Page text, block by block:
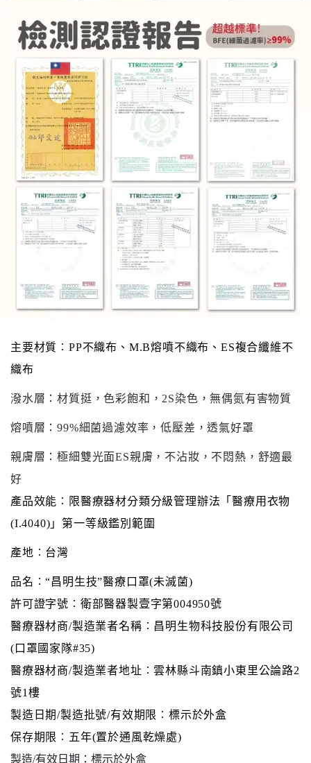
主要材質︰ PP不織布、M.B熔噴不織布、ES複合纖維不
織布
潑水層：材質挺，色彩飽和， 2S染色，無偶氮有害物質
熔噴層：99%細菌過濾效率，低壓差，透氣好罩
親膚層：極細雙光面ES親膚，不沾妝，不悶熱，舒適最
好
產品效能︰限醫療器材分類分級管理辦法「醫療用衣物
(I.4040)」第一等級鑑別範圍
產地︰台灣
品名︰“昌明生技”醫療口罩(未滅菌)
許可證字號︰衛部醫器製壹字第004950號
醫療器材商/製造業者名稱︰昌明生物科技股份有限公司
(口罩國家隊#35)
醫療器材商/製造業者地址︰雲林縣斗南鎮小東里公論路2
號1樓
製造日期/製造批號/有效期限︰標示於外盒
保存期限︰五年(置於通風乾燥處)
製造/有效日期：標示於外盒